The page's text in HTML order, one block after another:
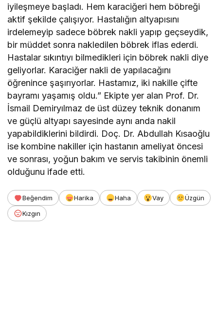
iyileşmeye başladı. Hem karaciğeri hem böbreği
aktif şekilde çalışıyor. Hastalığın altyapısını
irdelemeyip sadece böbrek nakli yapıp geçseydik,
bir müddet sonra nakledilen böbrek iflas ederdi.
Hastalar sıkıntıyı bilmedikleri için böbrek nakli diye
geliyorlar. Karaciğer nakli de yapılacağını
öğrenince şaşırıyorlar. Hastamız, iki nakille çifte
bayramı yaşamış oldu.” Ekipte yer alan Prof. Dr.
İsmail Demiryılmaz de üst düzey teknik donanım
ve güçlü altyapı sayesinde aynı anda nakil
yapabildiklerini bildirdi. Doç. Dr. Abdullah Kısaoğlu
ise kombine nakiller için hastanın ameliyat öncesi
ve sonrası, yoğun bakım ve servis takibinin önemli
olduğunu ifade etti.
Beğendim Harika Haha Vay
Üzgün
Kızgın